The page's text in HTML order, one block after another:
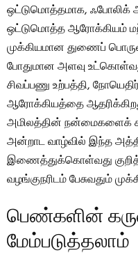
ஒட்டுமொத்தமாக, ஃபோலிக்
ஒட்டுமொத்த ஆரோக்கியம்
முக்கியமான துணைப்
போதுமான அளவு
சிவப்பணு உற்பத்தி,
ஆரோக்கியத்தை
அமிலத்தின் நன்மைகளைக்
அன்றாட வாழ்வில் இந்த
இணைத்துக்கொள்வது
வழங்குநரிடம் பேசுவதும்
பெண்களின்
மேம்படுத்தலாம்